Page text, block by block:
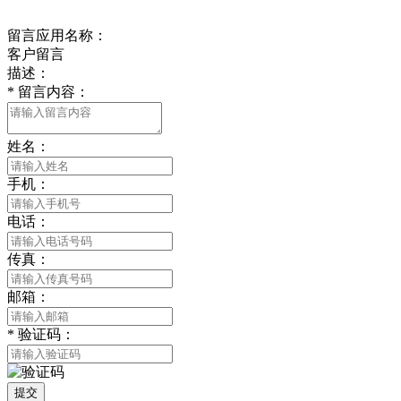
留言应用名称：
客户留言
描述：
* 留言内容：
姓名：
手机：
电话：
传真：
邮箱：
* 验证码：
提交